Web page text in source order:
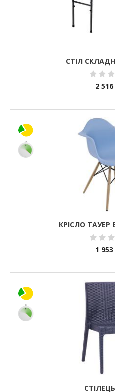
СТІЛ
2 516
КРІСЛО
1 953
СТІЛЕЦЬ